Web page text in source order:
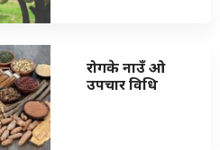
रोगके नाउँ ओ
उपचार विधि